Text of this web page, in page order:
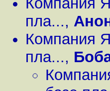
пла...,
Компания
пла...,